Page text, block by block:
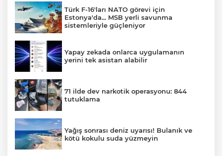
Türk F-16'ları NATO görevi için
Estonya'da... MSB yerli savunma
sistemleriyle güçleniyor
Yapay zekada onlarca uygulamanın
yerini tek asistan alabilir
71 ilde dev narkotik operasyonu: 844
tutuklama
Yağış sonrası deniz uyarısı! Bulanık ve
kötü kokulu suda yüzmeyin